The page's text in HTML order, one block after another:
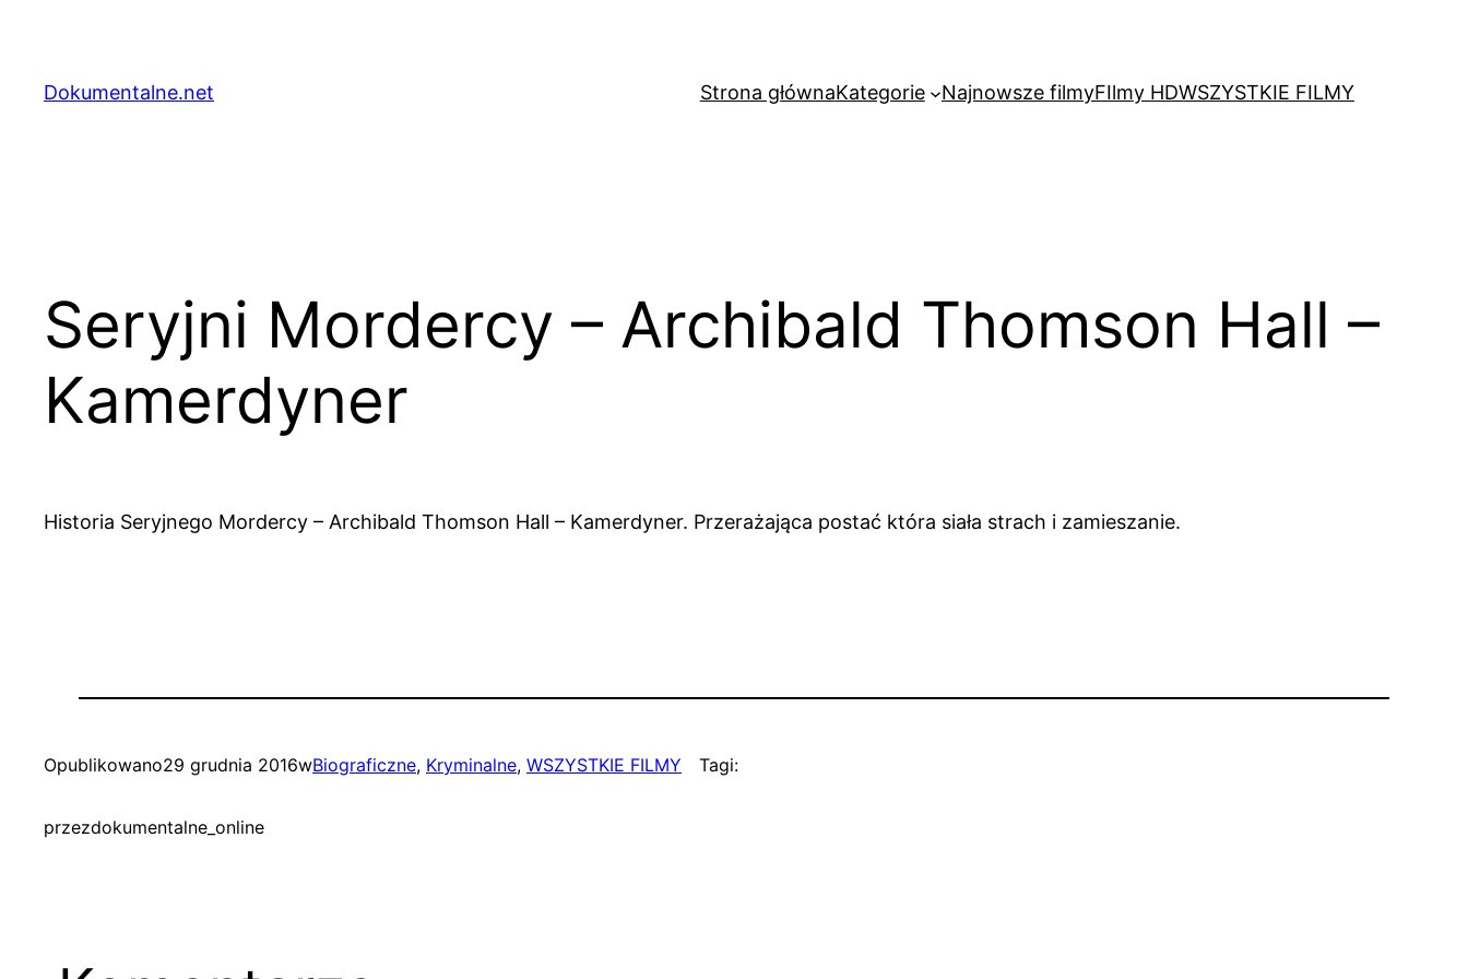
treściDokumentalne.net Strona głównaKategorie Najnowsze filmyFIlmy HDWSZYSTKIE FILMY
Seryjni Mordercy – Archibald Thomson Hall –
Kamerdyner
Historia Seryjnego Mordercy – Archibald Thomson Hall – Kamerdyner. Przerażająca postać która siała strach i zamieszanie.
Opublikowano29 grudnia 2016wBiograficzne, Kryminalne, WSZYSTKIE FILMY
przezdokumentalne_online
Tagi: